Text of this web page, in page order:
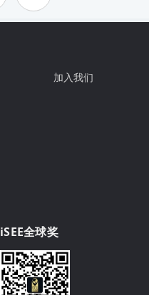
加入我们
iSEE全球奖